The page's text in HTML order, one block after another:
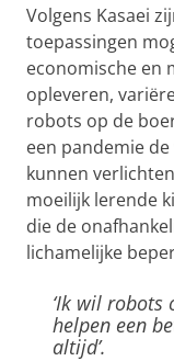
Volgens Kasaei
toepassingen
economische en
opleveren,
robots op de
een pandemie
kunnen
moeilijk lerende
die de
lichamelijke
‘Ik wil robots
helpen een
altijd’.